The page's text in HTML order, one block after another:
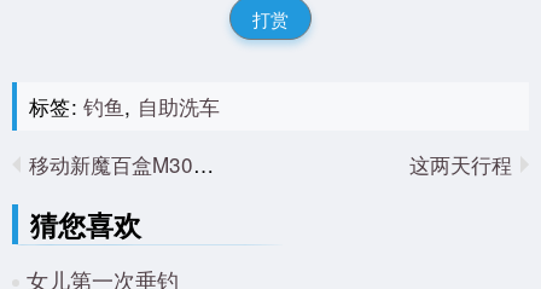
打赏
标签: 钓鱼, 自助洗车
移动新魔百盒M301H破解刷机
这两天行程
猜您喜欢
女儿第一次垂钓